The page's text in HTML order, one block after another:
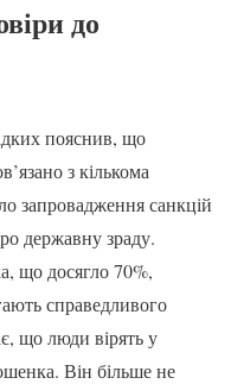
до
пояснив, що
з кількома
запровадження санкцій
державну зраду.
що досягло 70%,
справедливого
що люди вірять у
Він більше не